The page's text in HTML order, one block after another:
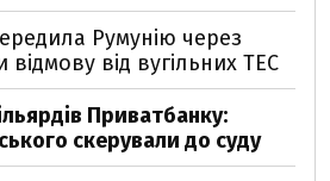
Румунію через
відмову від вугільних ТЕС
Приватбанку:
скерували до суду